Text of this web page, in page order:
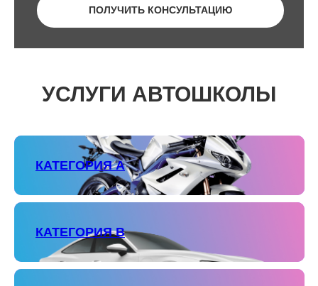
ПОЛУЧИТЬ КОНСУЛЬТАЦИЮ
УСЛУГИ АВТОШКОЛЫ
КАТЕГОРИЯ А
КАТЕГОРИЯ В